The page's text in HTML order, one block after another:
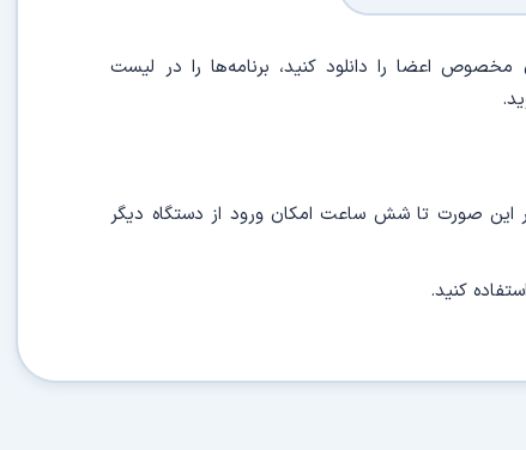
مخصوص اعضا را دانلود کنید، برنامه‌ها را در لیست
این صورت تا شش ساعت امکان ورود از دستگاه دیگر
کنید.